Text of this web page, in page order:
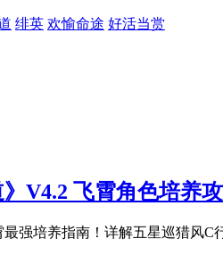
绯英 欢愉命途 好活当赏
》V4.2 飞霄角色培养
最强培养指南！详解五星巡猎风